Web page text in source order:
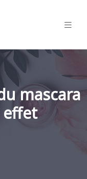
mascara
effet